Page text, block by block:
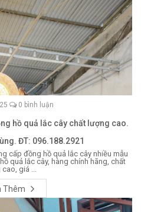
0 bình luận
hồ quả lắc cây chất lượng cao.
ĐT: 096.188.2921
cấp đồng hồ quả lắc cây nhiều mẫu
quả lắc cây, hàng chính hãng, chất
giá ...
Thêm